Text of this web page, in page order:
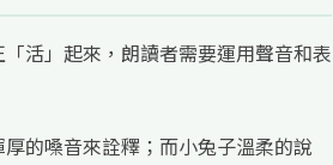
活」起來，朗讀者需要運用聲音和表
的嗓音來詮釋；而小兔子溫柔的說